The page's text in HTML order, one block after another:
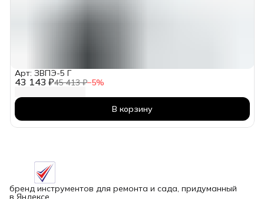
43 143 ₽45 413 ₽−5%
Арт: ЗВПЭ-5 Г
В корзину
бренд инструментов для ремонта и сада, придуманный
в Яндексе